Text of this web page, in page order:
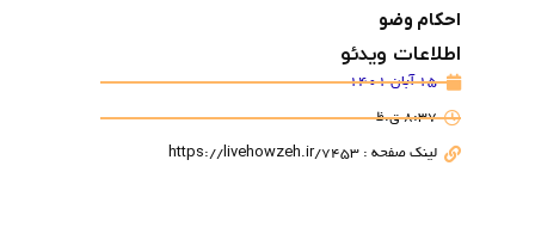
احکام وضو
اطلاعات ویدئو
15 آبان 1401
8:37 ق.ظ
لینک صفحه : https://livehowzeh.ir/7453